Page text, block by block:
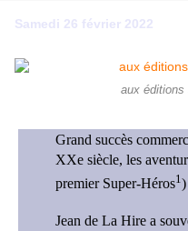
Samedi 26 février 2022
aux éditions
Grand succès
XXe siècle, les
premier Super-Héros1
Jean de La Hire a